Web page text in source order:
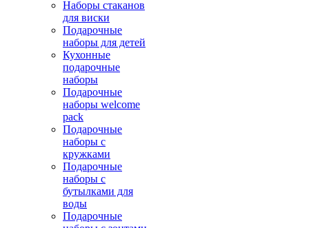
Наборы стаканов
для виски
Подарочные
наборы для детей
Кухонные
подарочные
наборы
Подарочные
наборы welcome
pack
Подарочные
наборы с
кружками
Подарочные
наборы с
бутылками для
воды
Подарочные